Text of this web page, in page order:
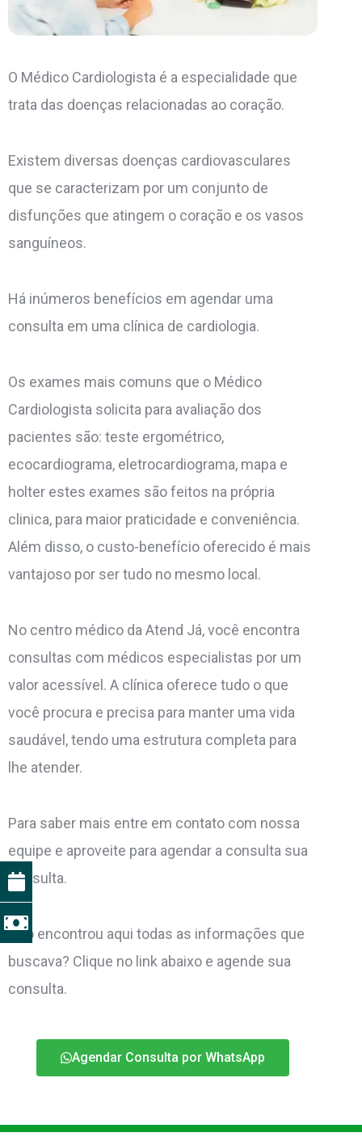
O Médico Cardiologista é a especialidade que
trata das doenças relacionadas ao coração.
Existem diversas doenças cardiovasculares
que se caracterizam por um conjunto de
disfunções que atingem o coração e os vasos
sanguíneos.
Há inúmeros benefícios em agendar uma
consulta em uma clínica de cardiologia.
Os exames mais comuns que o Médico
Cardiologista solicita para avaliação dos
pacientes são: teste ergométrico,
ecocardiograma, eletrocardiograma, mapa e
holter estes exames são feitos na própria
clinica, para maior praticidade e conveniência.
Além disso, o custo-benefício oferecido é mais
vantajoso por ser tudo no mesmo local.
No centro médico da Atend Já, você encontra
consultas com médicos especialistas por um
valor acessível. A clínica oferece tudo o que
você procura e precisa para manter uma vida
saudável, tendo uma estrutura completa para
lhe atender.
Para saber mais entre em contato com nossa
equipe e aproveite para agendar a consulta sua
consulta.
Não encontrou aqui todas as informações que
buscava? Clique no link abaixo e agende sua
consulta.
Agendar Consulta por WhatsApp